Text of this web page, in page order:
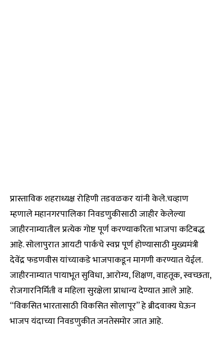
प्रास्ताविक शहराध्यक्ष रोहिणी तडवळकर यांनी केले.चव्हाण
म्हणाले महानगरपालिका निवडणुकीसाठी जाहीर केलेल्या
जाहीरनाम्यातील प्रत्येक गोष्ट पूर्ण करण्याकरिता भाजपा कटिबद्ध
आहे. सोलापुरात आयटी पार्कचे स्वप्न पूर्ण होण्यासाठी मुख्यमंत्री
देवेंद्र फडणवीस यांच्याकडे भाजपाकडून मागणी करण्यात येईल.
जाहीरनाम्यात पायाभूत सुविधा, आरोग्य, शिक्षण, वाहतूक, स्वच्छता,
रोजगारनिर्मिती व महिला सुरक्षेला प्राधान्य देण्यात आले आहे.
“विकसित भारतासाठी विकसित सोलापूर” हे ब्रीदवाक्य घेऊन
भाजप यंदाच्या निवडणुकीत जनतेसमोर जात आहे.